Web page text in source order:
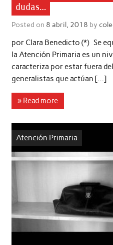
dudas…
Posted on 8 abril, 2018 by
por Clara Benedicto (*) Se
la Atención Primaria es un
caracteriza por estar fuera
generalistas que actúan […]
» Read more
Atención Primaria